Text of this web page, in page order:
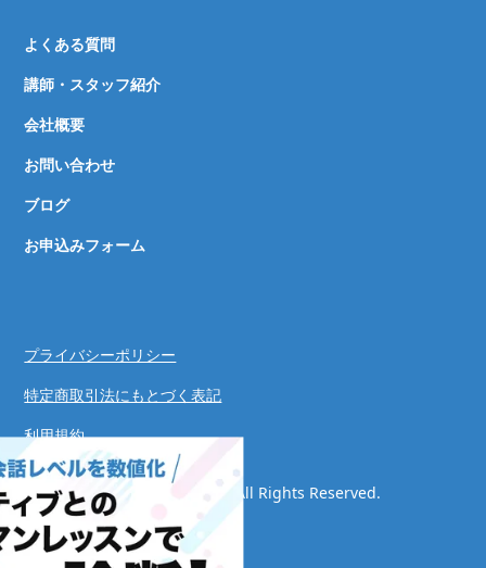
よくある質問
講師・スタッフ紹介
会社概要
お問い合わせ
ブログ
お申込みフォーム
© Speaking Success System. All Rights Reserved.
プライバシーポリシー
特定商取引法にもとづく表記
利用規約